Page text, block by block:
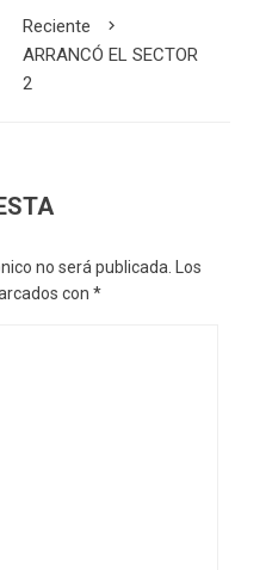
Reciente
ARRANCÓ EL SECTOR
2
no será publicada.
Los
con *